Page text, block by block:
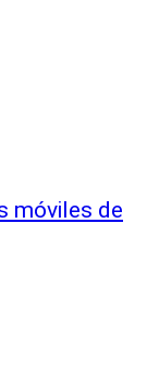
móviles de